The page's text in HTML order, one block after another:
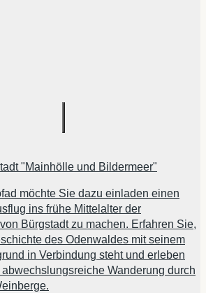
"Mainhölle und Bildermeer"
möchte Sie dazu einladen einen
ins frühe Mittelalter der
Bürgstadt zu machen. Erfahren Sie,
des Odenwaldes mit seinem
in Verbindung steht und erleben
Wanderung durch